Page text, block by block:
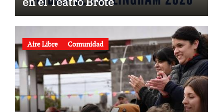
Aire Libre Comunidad